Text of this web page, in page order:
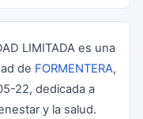
LIMITADA es una
de FORMENTERA,
22, dedicada a
y la salud.